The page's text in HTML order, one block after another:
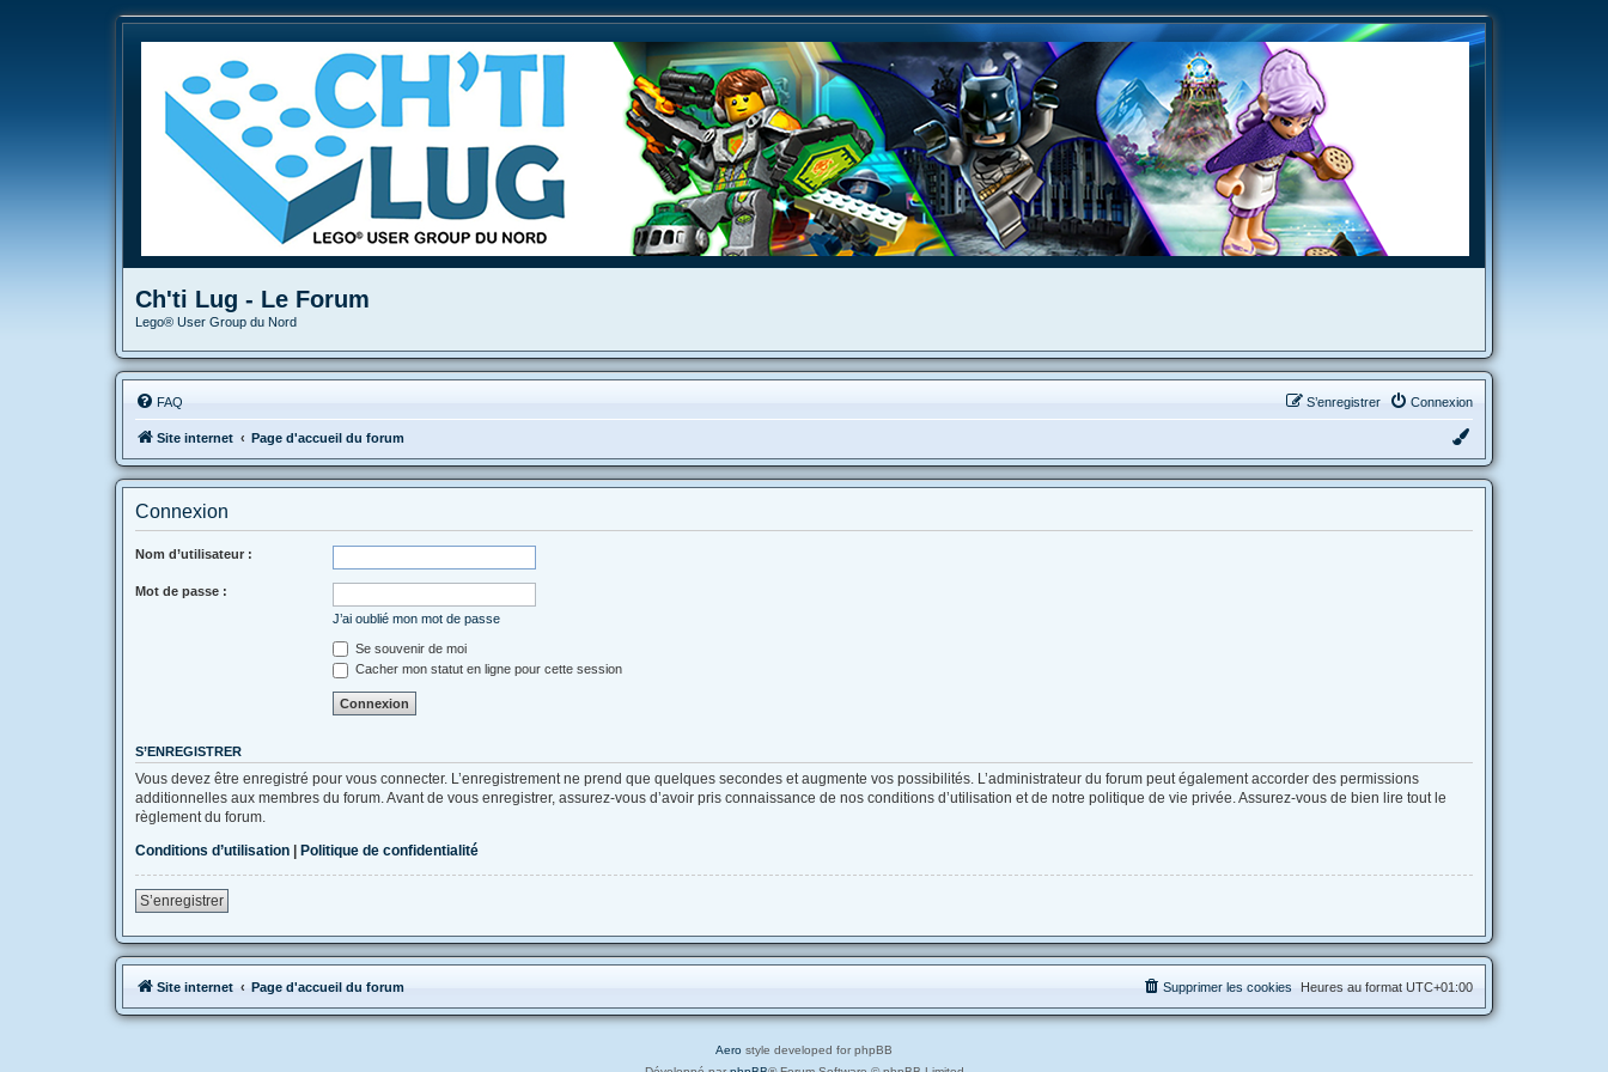
Ch'ti Lug - Le Forum
Lego® User Group du Nord
FAQ Connexion
S’enregistrer
Site internet Page d'accueil du forum
Connexion
Nom d’utilisateur :
Mot de passe :
J’ai oublié mon mot de passe
Se souvenir de moi
Cacher mon statut en ligne pour cette session
S’ENREGISTRER
Vous devez être enregistré pour vous connecter. L’enregistrement ne prend que quelques secondes et augmente vos possibilités. L’administrateur du forum peut également accorder des permissions
additionnelles aux membres du forum. Avant de vous enregistrer, assurez-vous d’avoir pris connaissance de nos conditions d’utilisation et de notre politique de vie privée. Assurez-vous de bien lire tout le
règlement du forum.
Conditions d’utilisation
Politique de confidentialité
S’enregistrer
Site internet Page d'accueil du forum Heures au format UTC+01:00
Supprimer les cookies
Aero style developed for phpBB